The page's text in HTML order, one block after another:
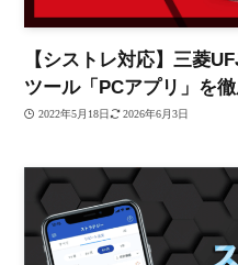
【シストレ対応】三菱
ツール「PCアプリ」を徹
2022年5月18日 2026年6月3日